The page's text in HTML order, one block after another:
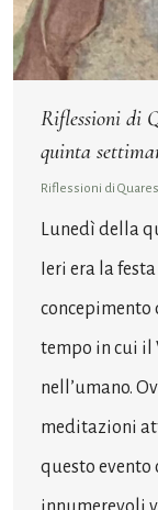
Riflessioni di
quinta
Riflessioni di
Lunedì della
Ieri era la
concepimento
tempo in cui il
nell’umano.
meditazioni
questo evento